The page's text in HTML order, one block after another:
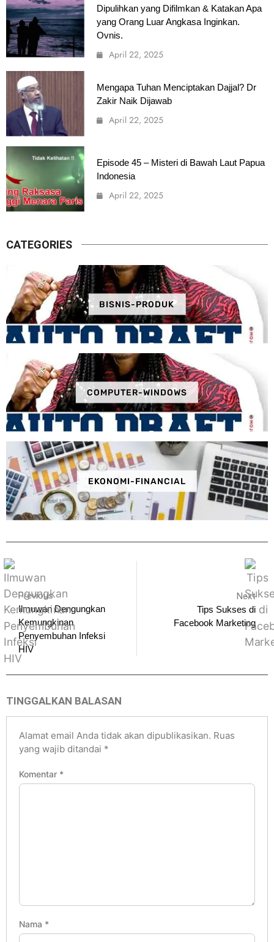
Dipulihkan yang Difilmkan & Katakan Apa
yang Orang Luar Angkasa Inginkan.
Ovnis.
April 22, 2025
Mengapa Tuhan Menciptakan Dajjal? Dr
Zakir Naik Dijawab
April 22, 2025
Episode 45 – Misteri di Bawah Laut Papua
Indonesia
April 22, 2025
CATEGORIES
BISNIS-PRODUK
COMPUTER-WINDOWS
EKONOMI-FINANCIAL
Previous
Ilmuwan Dengungkan
Kemungkinan
Penyembuhan Infeksi
HIV
Next
Tips Sukses di
Facebook Marketing
TINGGALKAN BALASAN
Alamat email Anda tidak akan dipublikasikan. Ruas
yang wajib ditandai *
Komentar *
Nama *